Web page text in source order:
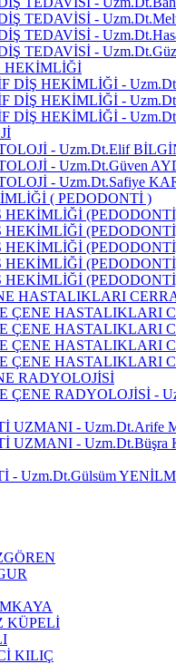
TEDAVİSİ -
TEDAVİSİ -
TEDAVİSİ -
HEKİMLİĞİ
DİŞ HEKİMLİĞİ -
DİŞ HEKİMLİĞİ -
DİŞ HEKİMLİĞİ -
- Uzm.Dt.Elif
- Uzm.Dt.Güven
- Uzm.Dt.Safiye
( PEDODONTİ )
HEKİMLİĞİ
HEKİMLİĞİ
HEKİMLİĞİ
HEKİMLİĞİ
HEKİMLİĞİ
HASTALIKLARI
ÇENE HASTALIKLARI
ÇENE HASTALIKLARI
ÇENE HASTALIKLARI
ÇENE HASTALIKLARI
RADYOLOJİSİ
ÇENE RADYOLOJİSİ -
UZMANI - Uzm.Dt.Arife
UZMANI - Uzm.Dt.Büşra
- Uzm.Dt.Gülsüm
KÜPELİ
KILIÇ